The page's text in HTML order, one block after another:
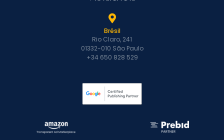
Brésil
Rio Claro, 241
01332-010 São Paulo
+34 650 828 529